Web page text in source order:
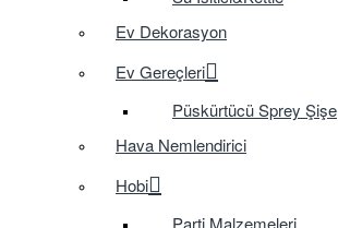
Ev Dekorasyon
Ev Gereçleri
Püskürtücü Sprey Şişe
Hava Nemlendirici
Hobi
Parti Malzemeleri